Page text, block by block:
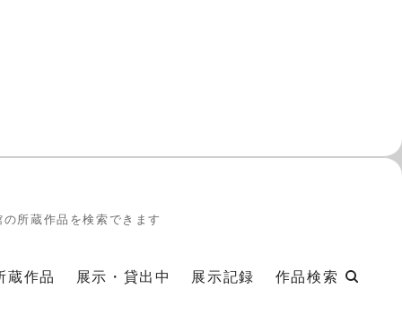
所蔵作品を検索できます
蔵作品 展示・貸出中 展示記録 作品検索